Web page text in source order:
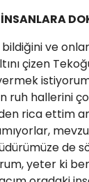
ve
çizen
ruh hallerini
rica ettim
de
yeter ki